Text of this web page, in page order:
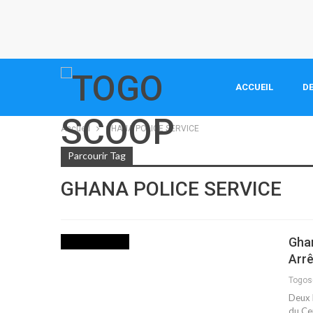
ACCUEIL
Accueil GHANA POLICE SERVICE
Parcourir Tag
GHANA POLICE SERVICE
Deux
du